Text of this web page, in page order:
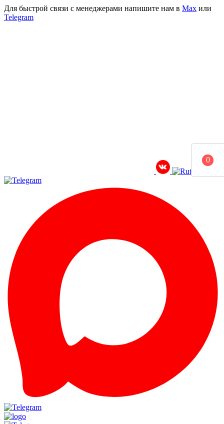
Для быстрой связи с менеджерами напишите нам в Мах или
Telegram
0